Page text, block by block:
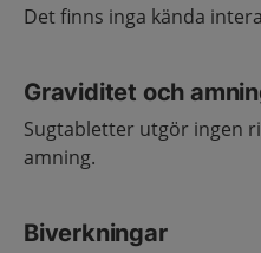
Det finns inga kända
Graviditet och
Sugtabletter utgör ingen
amning.
Biverkningar